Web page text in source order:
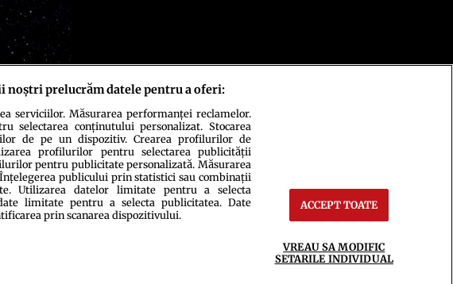
redacțională
noștri prelucrăm datele pentru a oferi:
serviciilor. Măsurarea performanței reclamelor.
selectarea conținutului personalizat. Stocarea
de pe un dispozitiv. Crearea profilurilor de
profilurilor pentru selectarea publicității
pentru publicitate personalizată. Măsurarea
publicului prin statistici sau combinații
Utilizarea datelor limitate pentru a selecta
limitate pentru a selecta publicitatea. Date
prin scanarea dispozitivului.
ACCEPT TOATE
VREAU SA MODIFIC
SETARILE INDIVIDUAL